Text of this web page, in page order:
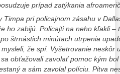
prípad zatýkania
Timpa pri policajnom zásahu v
ho zabijú. Policajti na neho kľakli –
štrnástich minútach utrpenia
že spí. Vyšetrovanie neskôr
obťažovali zavolať pomoc kým
a sám zavolal políciu. Pitva